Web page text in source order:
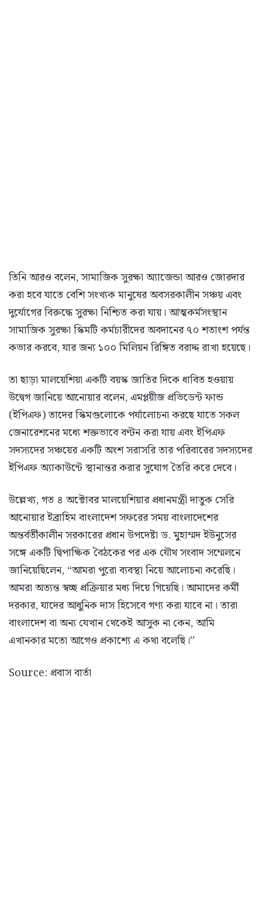
তিনি আরও বলেন, সামাজিক সুরক্ষা অ্যাজেন্ডা আরও জোরদার
করা হবে যাতে বেশি সংখ্যক মানুষের অবসরকালীন সঞ্চয় এবং
দুর্যোগের বিরুদ্ধে সুরক্ষা নিশ্চিত করা যায়। আত্মকর্মসংস্থান
সামাজিক সুরক্ষা স্কিমটি কর্মচারীদের অবদানের ৭০ শতাংশ পর্যন্ত
কভার করবে, যার জন্য ১০০ মিলিয়ন রিঙ্গিত বরাদ্দ রাখা হয়েছে।
তা ছাড়া মালয়েশিয়া একটি বয়স্ক জাতির দিকে ধাবিত হওয়ায়
উদ্বেগ জানিয়ে আনোয়ার বলেন, এমপ্লয়ীজ প্রভিডেন্ট ফান্ড
(ইপিএফ) তাদের স্কিমগুলোকে পর্যালোচনা করছে যাতে সকল
জেনারেশনের মধ্যে শক্তভাবে বণ্টন করা যায় এবং ইপিএফ
সদস্যদের সঞ্চয়ের একটি অংশ সরাসরি তার পরিবারের সদস্যদের
ইপিএফ অ্যাকাউন্টে স্থানান্তর করার সুযোগ তৈরি করে দেবে।
উল্লেখ্য, গত ৪ অক্টোবর মালয়েশিয়ার প্রধানমন্ত্রী দাতুক সেরি
আনোয়ার ইব্রাহিম বাংলাদেশ সফরের সময় বাংলাদেশের
অন্তর্বর্তীকালীন সরকারের প্রধান উপদেষ্টা ড. মুহাম্মদ ইউনুসের
সঙ্গে একটি দ্বিপাক্ষিক বৈঠকের পর এক যৌথ সংবাদ সম্মেলনে
জানিয়েছিলেন, “আমরা পুরো ব্যবস্থা নিয়ে আলোচনা করেছি।
আমরা অত্যন্ত স্বচ্ছ প্রক্রিয়ার মধ্য দিয়ে গিয়েছি। আমাদের কর্মী
দরকার, যাদের আধুনিক দাস হিসেবে গণ্য করা যাবে না। তারা
বাংলাদেশ বা অন্য যেখান থেকেই আসুক না কেন, আমি
এখানকার মতো আগেও প্রকাশ্যে এ কথা বলেছি।”
Source: প্রবাস বার্তা